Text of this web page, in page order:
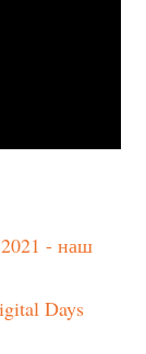
- наш
Days